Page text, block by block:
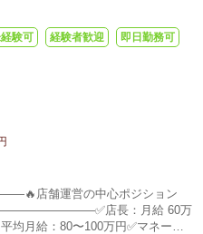
験可 経験者歓迎 即日勤務可
舗運営の中心ポジション
店長：月給 60万
月給：80〜100万円✅マネージ